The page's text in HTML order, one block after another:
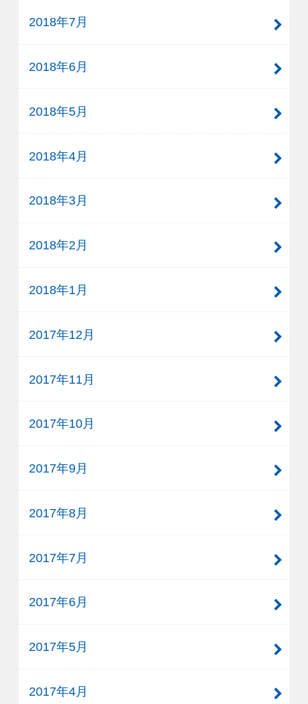
2018年7月
2018年6月
2018年5月
2018年4月
2018年3月
2018年2月
2018年1月
2017年12月
2017年11月
2017年10月
2017年9月
2017年8月
2017年7月
2017年6月
2017年5月
2017年4月